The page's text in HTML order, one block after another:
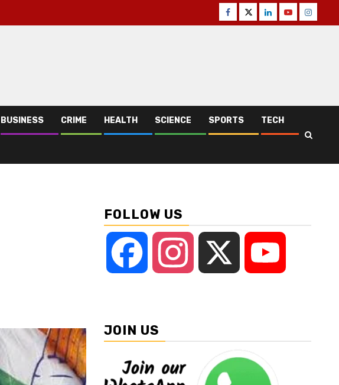
Facebook
TwitterLinkedinYoutube
BUSINESS CRIME HEALTH SCIENCE SPORTS TECH
FOLLOW US
Facebook Instagram
JOIN US